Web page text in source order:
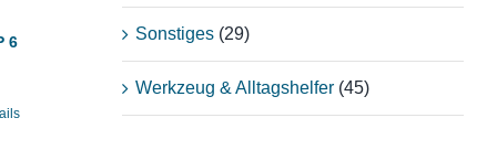
6 Sonstiges (29)
Werkzeug & Alltagshelfer (45)